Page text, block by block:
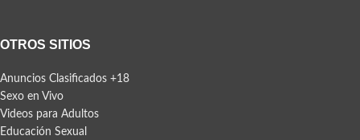
OTROS SITIOS
Anuncios Clasificados +18
Sexo en Vivo
Videos para Adultos
Educación Sexual